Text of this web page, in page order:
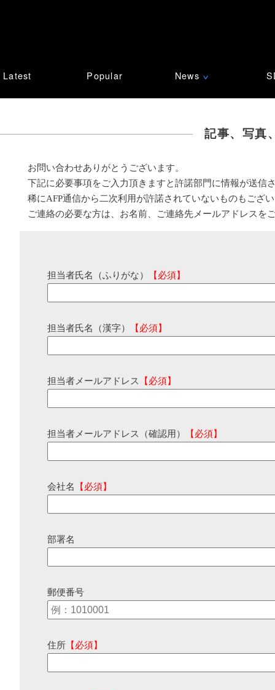
Latest Popular News ∨
記事、写真
お問い合わせありがとうございます。
下記に必要事項をご入力頂きますと許諾部門に情報が送信
稀にAFP通信から二次利用が許諾されていないものもござ
ご連絡の必要な方は、お名前、ご連絡先メールアドレスを
担当者氏名（ふりがな） 【必須】
担当者氏名（漢字） 【必須】
担当者メールアドレス 【必須】
担当者メールアドレス（確認用） 【必須】
会社名 【必須】
部署名
郵便番号
住所 【必須】